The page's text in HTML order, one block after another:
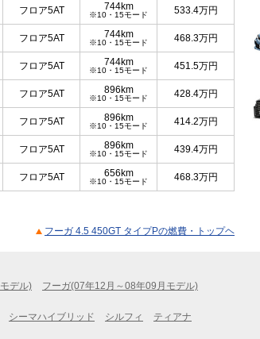
フロア5AT 744km
※10・15モード 533.4万円
フロア5AT 744km
※10・15モード 468.3万円
フロア5AT 744km
※10・15モード 451.5万円
フロア5AT 896km
※10・15モード 428.4万円
フロア5AT 896km
※10・15モード 414.2万円
フロア5AT 896km
※10・15モード 439.4万円
フロア5AT 656km
※10・15モード 468.3万円
フーガ 4.5 450GT タイプPの燃費・トップヘ
デル)
フーガ(07年12月～08年09月モデル)
シーマハイブリッド シルフィ ティアナ